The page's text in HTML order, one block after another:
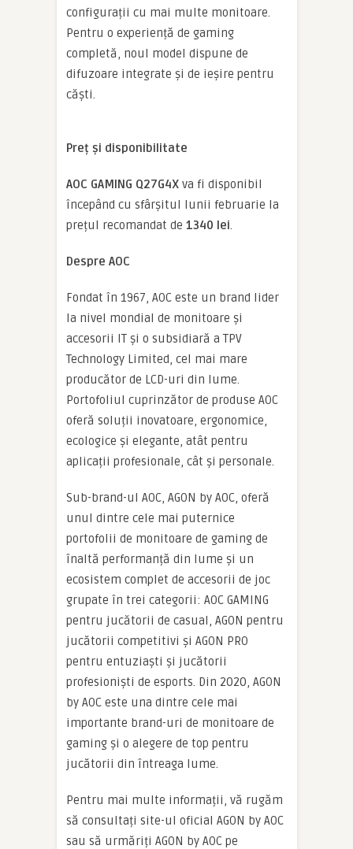
configurații cu mai multe monitoare.
Pentru o experiență de gaming
completă, noul model dispune de
difuzoare integrate și de ieșire pentru
căști.
Preț și disponibilitate
AOC GAMING Q27G4X va fi disponibil
începând cu sfârșitul lunii februarie la
prețul recomandat de 1340 lei.
Despre AOC
Fondat în 1967, AOC este un brand lider
la nivel mondial de monitoare și
accesorii IT și o subsidiară a TPV
Technology Limited, cel mai mare
producător de LCD-uri din lume.
Portofoliul cuprinzător de produse AOC
oferă soluții inovatoare, ergonomice,
ecologice și elegante, atât pentru
aplicații profesionale, cât și personale.
Sub-brand-ul AOC, AGON by AOC, oferă
unul dintre cele mai puternice
portofolii de monitoare de gaming de
înaltă performanță din lume și un
ecosistem complet de accesorii de joc
grupate în trei categorii: AOC GAMING
pentru jucătorii de casual, AGON pentru
jucătorii competitivi și AGON PRO
pentru entuziaști și jucătorii
profesioniști de esports. Din 2020, AGON
by AOC este una dintre cele mai
importante brand-uri de monitoare de
gaming și o alegere de top pentru
jucătorii din întreaga lume.
Pentru mai multe informații, vă rugăm
să consultați site-ul oficial AGON by AOC
sau să urmăriți AGON by AOC pe